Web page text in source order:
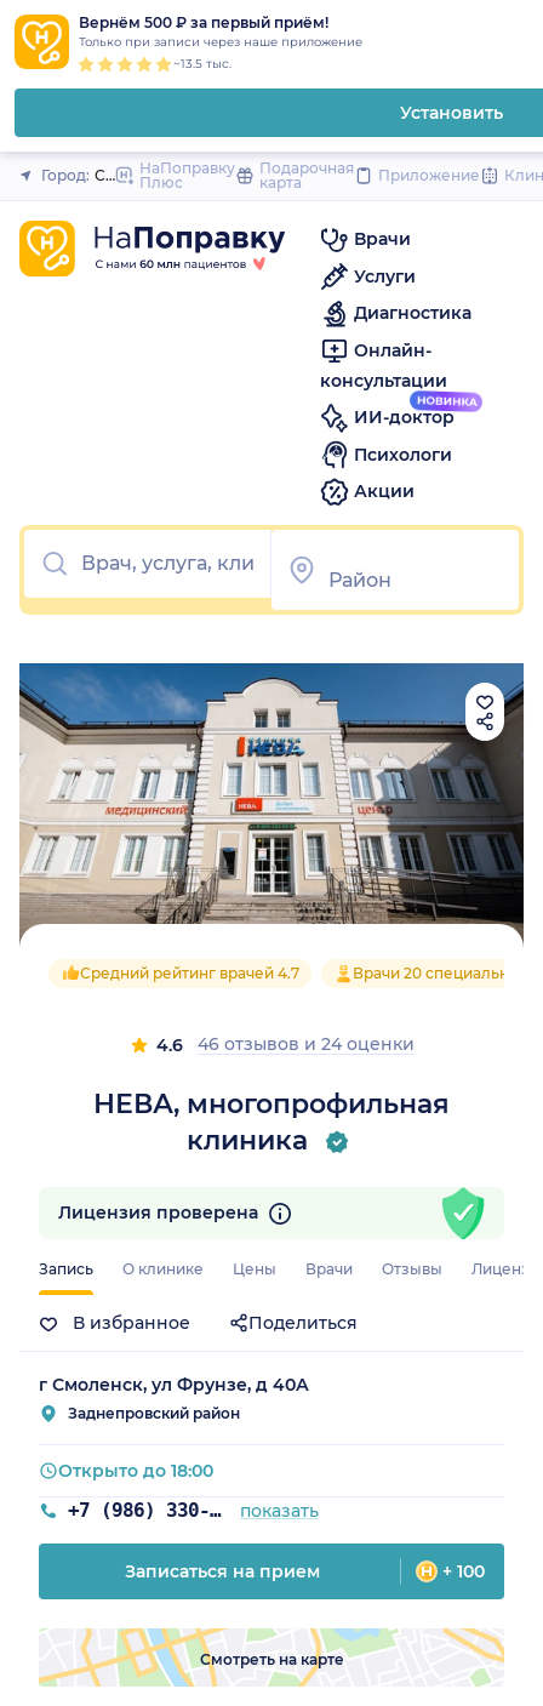
Вернём 500 ₽ за первый приём!
Только при записи через наше приложение
~13.5 тыс.
Установить
Закрыть
Город: СмоленскНаПоправку
Плюс
Подарочная
карта
Приложение
Врачи
Услуги
Диагностика
Онлайн-
консультации
ИИ-доктор
Психологи
Акции
НЕВА, многопрофильная
клиника
Средний рейтинг врачей 4.7 Врачи 20
4.6 46 отзывов и 24 оценки
Запись О клинике Цены Врачи Отзывы
В избранное Поделиться
Лицензия проверена
г Смоленск, ул Фрунзе, д 40А
Заднепровский район
+7 (986) 330-19-54 показать
Открыто до 18:00
Записаться на прием + 100
Смотреть на карте